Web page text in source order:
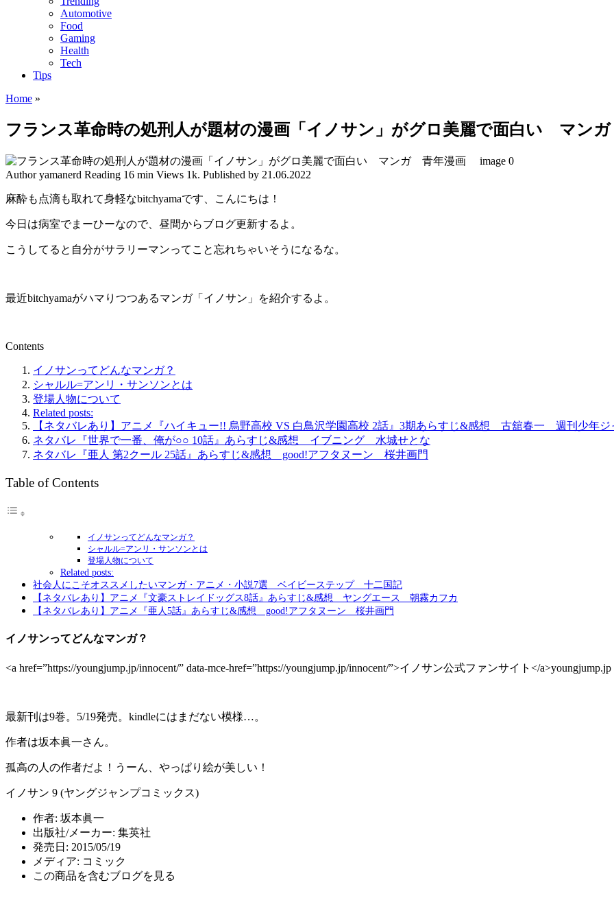
Automotive
Food
Gaming
Health
Tech
Tips
Home »
フランス革命時の処刑人が題材の漫画「イノサン」がグロ美麗で面白い マ
Author yamanerd Reading 16 min Views 1k. Published by 21.06.2022
麻酔も点滴も取れて身軽なbitchyamaです、こんにちは！
今日は病室でまーひーなので、昼間からブログ更新するよ。
こうしてると自分がサラリーマンってこと忘れちゃいそうになるな。
最近bitchyamaがハマりつつあるマンガ「イノサン」を紹介するよ。
Contents
イノサンってどんなマンガ？
シャルル=アンリ・サンソンとは
登場人物について
Related posts:
【ネタバレあり】アニメ『ハイキュー!! 烏野高校 VS 白鳥沢学園高校 2話』3期あらすじ&感想 古舘春一 週刊少年ジ
ネタバレ『世界で一番、俺が○○ 10話』あらすじ&感想 イブニング 水城せとな
ネタバレ『亜人 第2クール 25話』あらすじ&感想 good!アフタヌーン 桜井画門
Table of Contents
イノサンってどんなマンガ？
シャルル=アンリ・サンソンとは
登場人物について
Related posts:
社会人にこそオススメしたいマンガ・アニメ・小説7選 ベイビーステップ 十二国記
【ネタバレあり】アニメ『文豪ストレイドッグス8話』あらすじ&感想 ヤングエース 朝霧カフカ
【ネタバレあり】アニメ『亜人5話』あらすじ&感想 good!アフタヌーン 桜井画門
イノサンってどんなマンガ？
<a href=”https://youngjump.jp/innocent/” data-mce-href=”https://youngjump.jp/innocent/”>イノサン公式ファンサイト</a>youngjump.jp
最新刊は9巻。5/19発売。kindleにはまだない模様…。
作者は坂本眞一さん。
孤高の人の作者だよ！うーん、やっぱり絵が美しい！
イノサン 9 (ヤングジャンプコミックス)
作者: 坂本眞一
出版社/メーカー: 集英社
発売日: 2015/05/19
メディア: コミック
この商品を含むブログを見る